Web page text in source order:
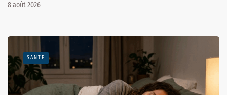
8 août 2026
SANTÉ